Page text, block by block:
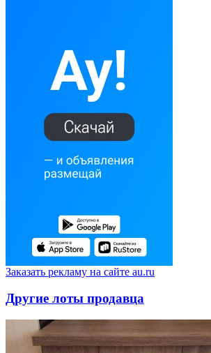
Заказать рекламу на сайте au.ru
Другие лоты продавца